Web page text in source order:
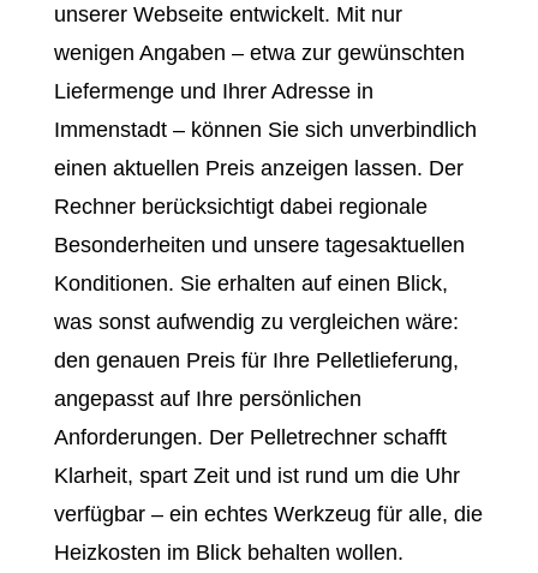
unserer Webseite entwickelt. Mit nur
wenigen Angaben – etwa zur gewünschten
Liefermenge und Ihrer Adresse in
Immenstadt – können Sie sich unverbindlich
einen aktuellen Preis anzeigen lassen. Der
Rechner berücksichtigt dabei regionale
Besonderheiten und unsere tagesaktuellen
Konditionen. Sie erhalten auf einen Blick,
was sonst aufwendig zu vergleichen wäre:
den genauen Preis für Ihre Pelletlieferung,
angepasst auf Ihre persönlichen
Anforderungen. Der Pelletrechner schafft
Klarheit, spart Zeit und ist rund um die Uhr
verfügbar – ein echtes Werkzeug für alle, die
Heizkosten im Blick behalten wollen.